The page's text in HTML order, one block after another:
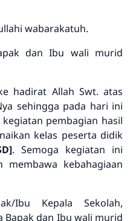
wabarakatuh.
dan Ibu wali murid
hadirat Allah Swt. atas
sehingga pada hari ini
pembagian hasil
kelas peserta didik
. Semoga kegiatan ini
kebahagiaan
Ibu Kepala Sekolah,
Bapak dan Ibu wali murid